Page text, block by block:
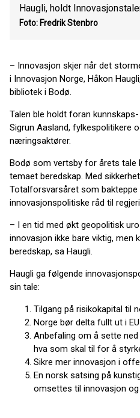
Haugli, holdt
Foto: Fredrik Stenbro
– Innovasjon skjer når det
i Innovasjon Norge, Håkon
bibliotek i Bodø.
Talen ble holdt foran
Sigrun Aasland, fylkespolitikere
næringsaktører.
Bodø som vertsby for årets tale
temaet beredskap. Med
Totalforsvarsåret som bakteppe
innovasjonspolitiske råd til
– I en tid med økt geopolitisk
innovasjon ikke bare viktig, men
beredskap, sa Haugli.
Haugli ga følgende
sin tale:
Tilgang på risikokapital til
Norge bør delta fullt ut i
Anbefaling om å sette
hva som skal til for å
Sikre mer innovasjon i
En norsk satsing på
omsettes til innovasjon